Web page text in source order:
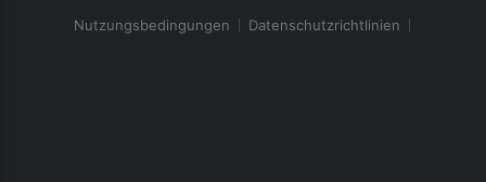
Nutzungsbedingungen Datenschutzrichtlinien